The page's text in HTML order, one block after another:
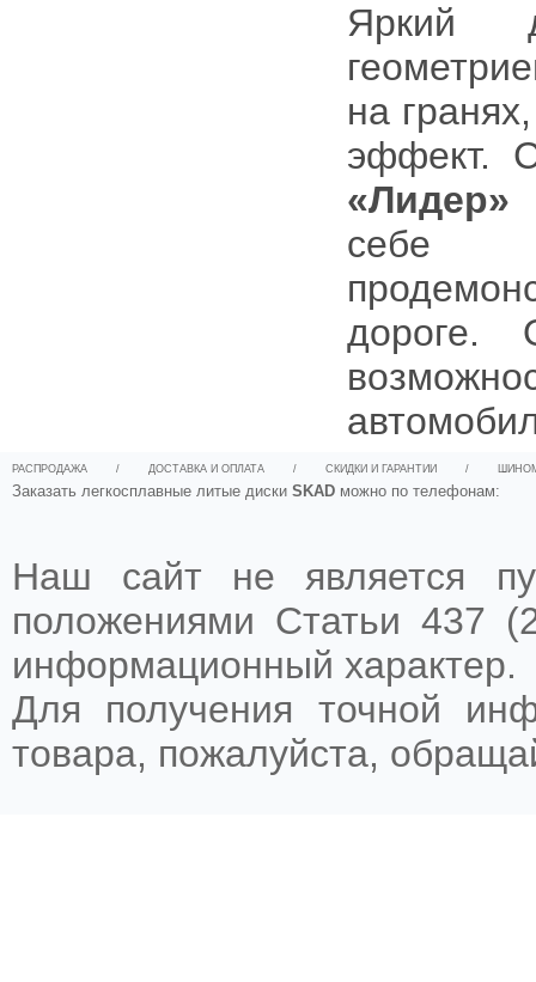
Яркий
на
эффект.
«Лидер»
себе
дороге.
РАСПРОДАЖА / ДОСТАВКА И ОПЛАТА / СКИДКИ И ГАРАНТИИ /
Заказать легкосплавные литые диски SKAD можно по телефонам:
Наш сайт не является
положениями Статьи 437
информационный характер.
Для получения точной
товара, пожалуйста,